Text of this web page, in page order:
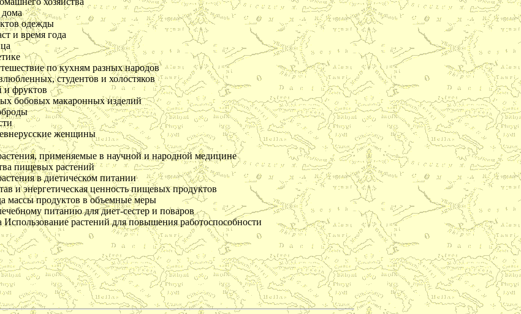
косметика Косметика, возраст и
время года
Уход за кожей лица
Фитоэргономика Зеленая аптека Кузбасса Лекарственные
растения
одежды
и время года
по кухням разных народов
студентов и холостяков
и фруктов
бобовых макаронных изделий
женщины
применяемые в научной и народной медицине
пищевых растений
в диетическом питании
и энергетическая ценность пищевых продуктов
массы продуктов в объемные меры
питанию для диет-сестер и поваров
растений для повышения работоспособности